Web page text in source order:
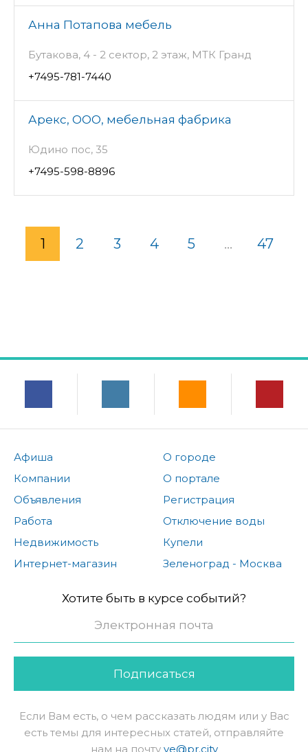
Анна Потапова мебель
Бутакова, 4 - 2 сектор, 2 этаж, МТК Гранд
+7495-781-7440
Арекс, ООО, мебельная фабрика
Юдино пос, 35
+7495-598-8896
1 2 3 4 5 ... 47
Афиша
Компании
Объявления
Работа
Недвижимость
Интернет-магазин
О городе
О портале
Регистрация
Отключение воды
Купели
Зеленоград - Москва
Хотите быть в курсе событий?
Подписаться
Если Вам есть, о чем рассказать людям или у Вас
есть темы для интересных статей, отправляйте
нам на почту ve@pr.city